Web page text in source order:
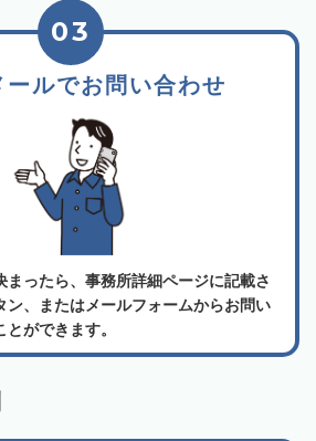
ールでお問い合わせ
03
まったら、事務所詳細ページに記載さ
ン、またはメールフォームからお問い
ができます。